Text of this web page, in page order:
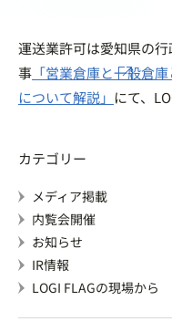
運送業許可は愛知県の
事 「営業倉庫と一般倉
について解説」 にて、
カテゴリー
メディア掲載
内覧会開催
お知らせ
IR情報
LOGI FLAGの現場から